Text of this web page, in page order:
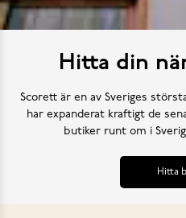
Hitta din
Scorett är en av Sveriges
har expanderat kraftigt de
butiker runt om i
Hitta